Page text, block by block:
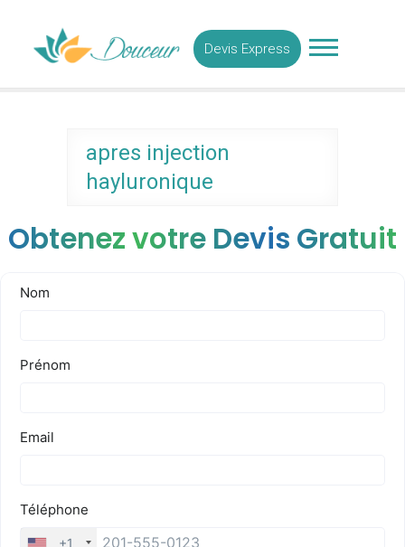
content
Medecine Esthetique
Tunisie
Devis Express
apres injection
hayluronique
Obtenez votre Devis Gratuit